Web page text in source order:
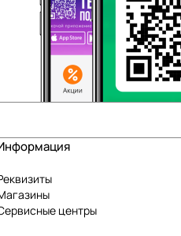
центры